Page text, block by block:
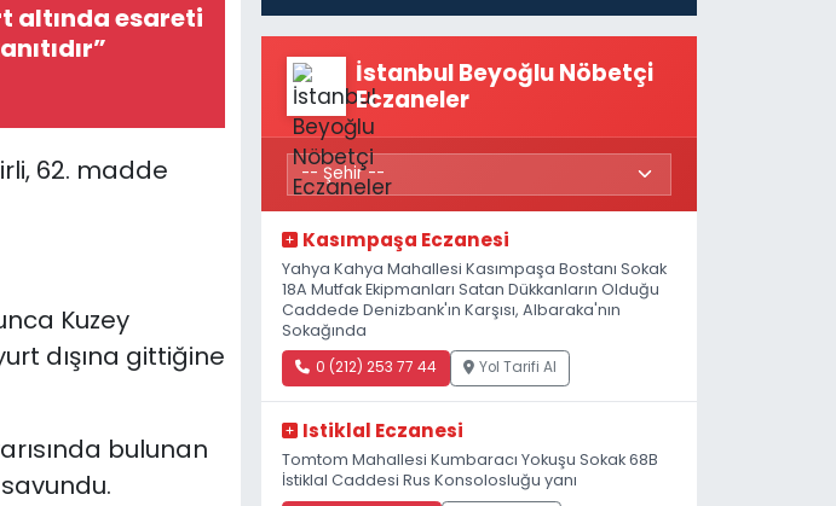
altında esareti
62. madde
Kuzey
dışına gittiğine
bulunan
savundu.
İstanbul Beyoğlu Nöbetçi
Eczaneler
Kasımpaşa Eczanesi
Yahya Kahya Mahallesi Kasımpaşa Bostanı Sokak
18A Mutfak Ekipmanları Satan Dükkanların Olduğu
Caddede Denizbank'ın Karşısı, Albaraka'nın
Sokağında
0 (212) 253 77 44 Yol Tarifi Al
Istiklal Eczanesi
Tomtom Mahallesi Kumbaracı Yokuşu Sokak 68B
İstiklal Caddesi Rus Konsolosluğu yanı